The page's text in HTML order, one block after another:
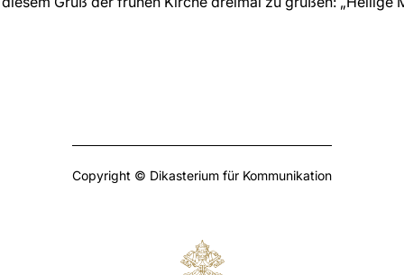
Copyright © Dikasterium für Kommunikation